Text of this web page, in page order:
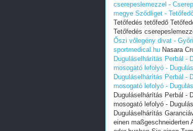
cserepeslemezzel -
megye Sződliget -
Tetőfedés tetőfedő
Tetőfedés
Őszi vőlegény divat -
sportmedical.hu Nasara
Duguláselhárítás Perbál -
mosogató lefolyó -
Duguláselhárítás Perbál -
mosogató lefolyó -
Duguláselhárítás Perbál -
mosogató lefolyó -
Duguláselhárítás
einen maßgeschneiderten